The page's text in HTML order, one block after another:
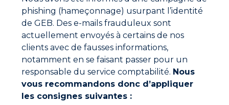
construction d’une piscine qui vous permettra par la
suite de créer votre bassin. Au niveau de sa
profondeur, pensez à faire une zone plus profonde
pour la régénération des plantes.
3 – L’installation de la membrane d’étanchéité ou
liner
Votre bassin est creusé, génial ! Il vous faut
maintenant appliquer ou disposer votre membrane
d’étanchéité, comme une bâche en PVC, un liner
phishing (hameçonnage) usurpant l’identité
de GEB. Des e-mails frauduleux sont
actuellement envoyés à certains de nos
clients avec de fausses informations,
notamment en se faisant passer pour un
responsable du service comptabilité. Nous
vous recommandons donc d’appliquer
les consignes suivantes :